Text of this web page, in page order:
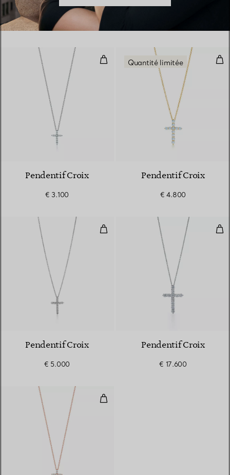
Pendentif Croix
3 Matériaux
Pendentif Croix
€ 3.100
Quantité limitée
Pendentif Croix
€ 4.800
Pendentif Croix
2 Matériaux
Pendentif Croix
€ 5.000
Pendentif Croix
€ 17.600
Pendentif Croix